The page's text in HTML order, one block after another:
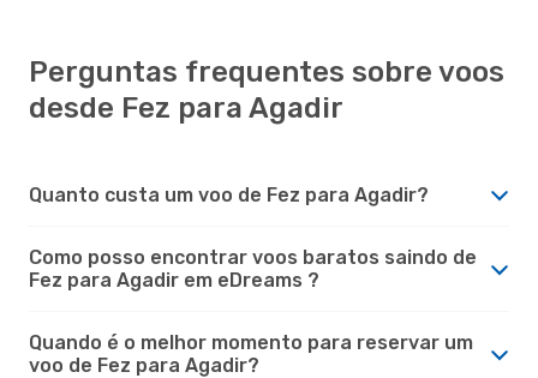
Perguntas frequentes sobre voos
desde Fez para Agadir
Quanto custa um voo de Fez para Agadir?
Como posso encontrar voos baratos saindo de
Fez para Agadir em eDreams ?
Quando é o melhor momento para reservar um
voo de Fez para Agadir?